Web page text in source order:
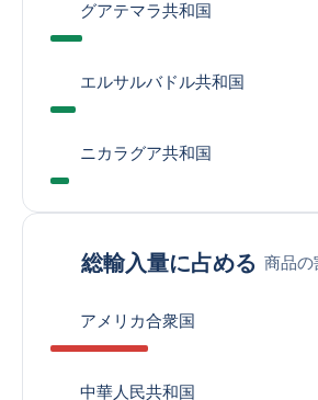
グアテマラ共和国
エルサルバドル共和国
ニカラグア共和国
総輸入量に占める 商品の
アメリカ合衆国
中華人民共和国